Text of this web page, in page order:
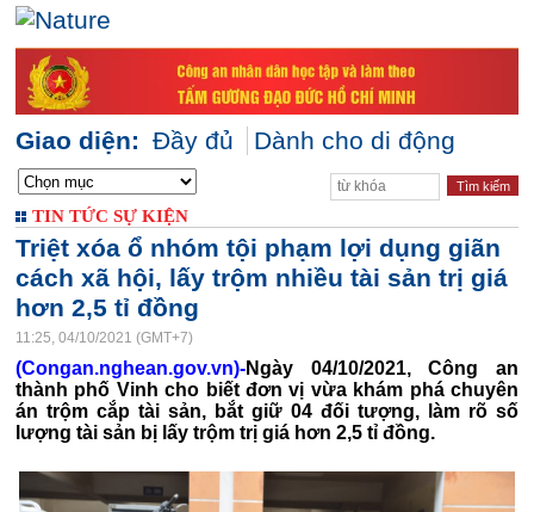
Giao diện: Đầy đủ Dành cho di động
TIN TỨC SỰ KIỆN
Triệt xóa ổ nhóm tội phạm lợi dụng giãn
cách xã hội, lấy trộm nhiều tài sản trị giá
hơn 2,5 tỉ đồng
11:25, 04/10/2021 (GMT+7)
(Congan.nghean.gov.vn)-Ngày 04/10/2021, Công an
thành phố Vinh cho biết đơn vị vừa khám phá chuyên
án trộm cắp tài sản, bắt giữ 04 đối tượng, làm rõ số
lượng tài sản bị lấy trộm trị giá hơn 2,5 tỉ đồng.